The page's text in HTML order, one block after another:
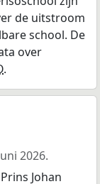
de uitstroom
school. De
over
.
2026.
Johan